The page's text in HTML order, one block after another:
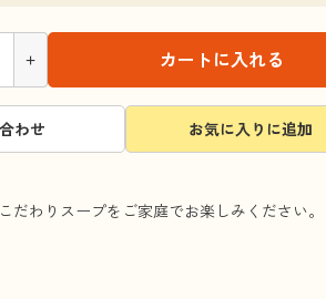
+ カートに入れる
わせ お気に入りに追加
わりスープをご家庭でお楽しみください。